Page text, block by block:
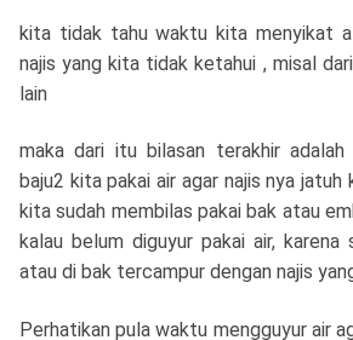
kita tidak tahu waktu kita menyikat
najis yang kita tidak ketahui , misal
lain
maka dari itu bilasan terakhir adalah
baju2 kita pakai air agar najis nya jatuh
kita sudah membilas pakai bak atau
kalau belum diguyur pakai air,
atau di bak tercampur dengan najis
Perhatikan pula waktu mengguyur air